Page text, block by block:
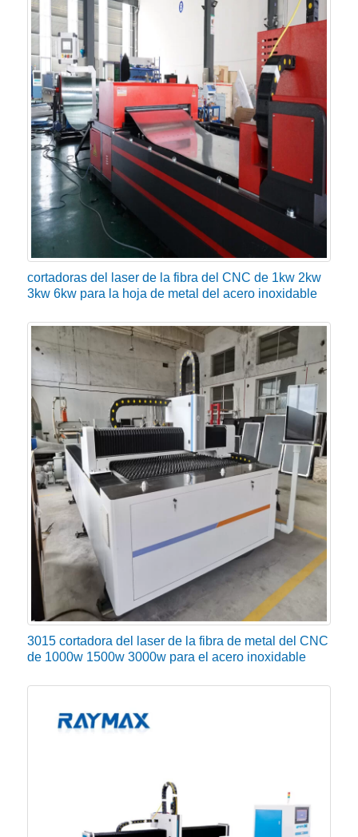
que el generador láser siga funcionando
correctamente. El enfriador del reflector óptico de la
máquina y un espejo de enfoque para enfriamiento,
para garantizar la estabilidad de la calidad del haz y
evitar de manera efectiva que la lente cause
deformación o grietas a alta temperatura.
Las ventajas de la máquina de corte de metal
por láser de fibra
Alta eficiencia energética
La máquina de corte de metal por láser de fibra se
eficiencia de conversión eléctrica a óptica es alta, la
eficiencia de conversión de más del 30%, reduce en
gran medida el consumo de energía, aumenta la
eficiencia energética, ahorra costos de operación y
logra la producción más alta eficiencia.
Alta precisión de corte
La máquina de corte de metal por láser de fibra tiene
una máquina de corte de alta precisión, que es
adecuada para el corte de piezas de precisión y el
corte fino de varias palabras y dibujos artesanales, y
la velocidad de corte es rápida. El área afectada por
el calor es pequeña, el rendimiento es estable, la
producción continua está garantizada, no es fácil de
máquinas. Se requiere poco mantenimiento y
reemplazo de dispositivos para una máquina de corte
cortadoras del laser de la fibra del CNC de 1kw 2kw
3kw 6kw para la hoja de metal del acero inoxidable
3015 cortadora del laser de la fibra de metal del CNC
de 1000w 1500w 3000w para el acero inoxidable